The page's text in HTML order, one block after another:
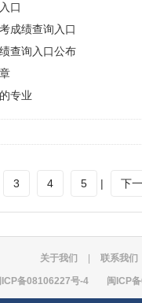
口
成绩查询入口
查询入口公布
专业
3 4 5 | 下
关于我们 联系我们
ICP备08106227号-4 闽ICP